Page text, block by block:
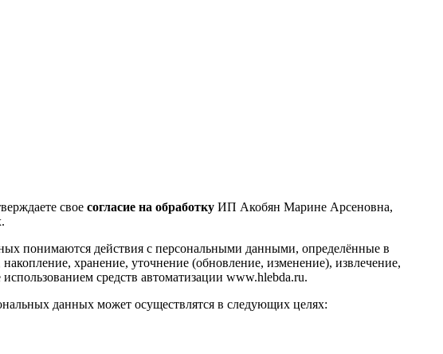
свое согласие на обработку ИП Акобян Марине Арсеновна,
понимаются действия с персональными данными, определённые в
хранение, уточнение (обновление, изменение), извлечение,
средств автоматизации www.hlebda.ru.
данных может осуществлятся в следующих целях: